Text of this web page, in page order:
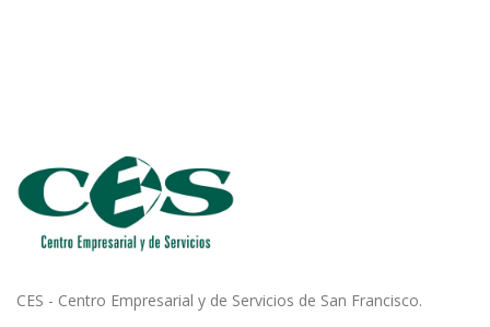
CES - Centro Empresarial y de Servicios de San Francisco.